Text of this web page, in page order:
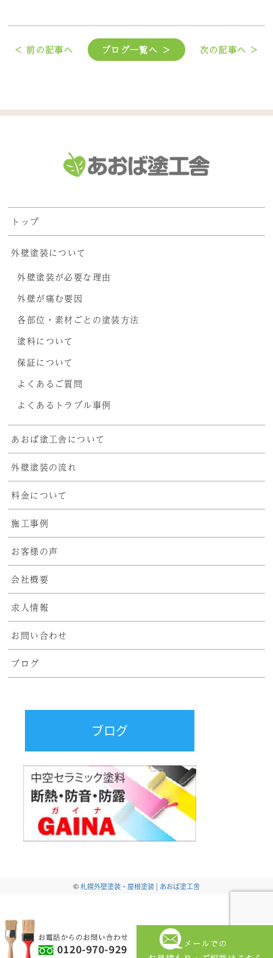
< 前の記事へ ブログ一覧へ ＞ 次の記事へ >
トップ
外壁塗装について
外壁塗装が必要な理由
外壁が痛む要因
各部位・素材ごとの塗装方法
塗料について
保証について
よくあるご質問
よくあるトラブル事例
あおば塗工舎について
外壁塗装の流れ
料金について
施工事例
お客様の声
会社概要
求人情報
お問い合わせ
ブログ
ブログ
©札幌外壁塗装・屋根塗装 | あおば塗工舎